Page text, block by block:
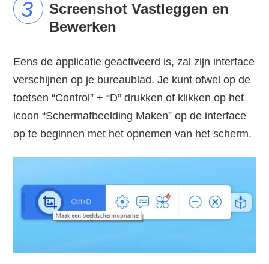
Screenshot Vastleggen en
Bewerken
Eens de applicatie geactiveerd is, zal zijn interface
verschijnen op je bureaublad. Je kunt ofwel op de
toetsen “Control” + “D” drukken of klikken op het
icoon “Schermafbeelding Maken” op de interface
op te beginnen met het opnemen van het scherm.